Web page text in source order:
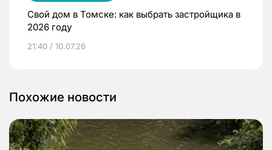
Свой дом в Томске: как выбрать застройщика в
2026 году
21:40 / 10.07.26
Похожие новости